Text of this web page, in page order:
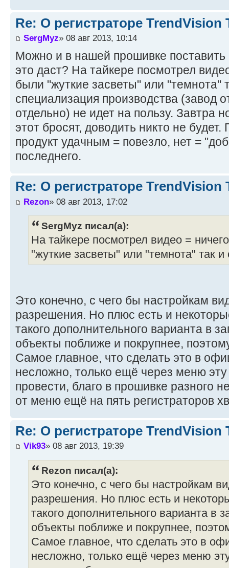
Re: О регистраторе TrendVision
SergMyz» 08 авг 2013, 10:14
Можно и в нашей прошивке
это даст? На тайкере посмотрел
были "жуткие засветы" или "темнота"
специализация производства (завод
отдельно) не идет на пользу. Завтра
этот бросят, доводить никто не
продукт удачным = повезло, нет =
последнего.
Re: О регистраторе TrendVision
Rezon» 08 авг 2013, 17:02
SergMyz писал(а):
На тайкере посмотрел видео =
"жуткие засветы" или "темнота" так и
Это конечно, с чего бы настройкам
разрешения. Но плюс есть и
такого дополнительного варианта в
объекты поближе и покрупнее,
Самое главное, что сделать это в
несложно, только ещё через меню
провести, благо в прошивке разного
от меню ещё на пять регистраторов
Re: О регистраторе TrendVision
Vik93» 08 авг 2013, 19:39
Rezon писал(а):
Это конечно, с чего бы настройкам
разрешения. Но плюс есть и
такого дополнительного варианта в
объекты поближе и покрупнее,
Самое главное, что сделать это в
несложно, только ещё через меню